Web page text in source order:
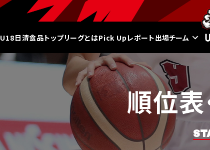
U18日清食品トップリーグとはPick Upレポート出場チーム
順位表